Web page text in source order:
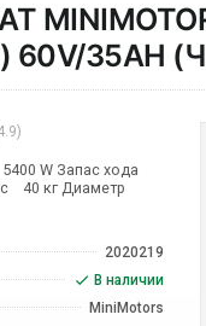
60V/35AH
W Запас хода
40 кг Диаметр
2020219
В наличии
MiniMotors